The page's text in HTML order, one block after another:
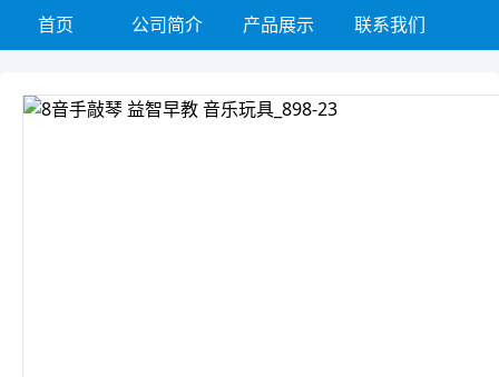
首页 公司简介 产品展示 联系我们